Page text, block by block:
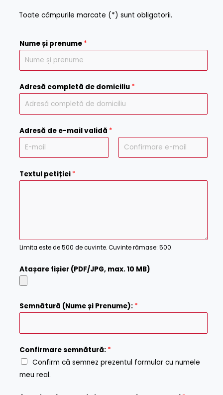
Toate câmpurile marcate (*) sunt obligatorii.
Nume și prenume *
Adresă completă de domiciliu *
Adresă de e-mail validă *
m
a
n
m
i
Textul petiției *
Limita este de 500 de cuvinte. Cuvinte rămase: 500.
Atașare fișier (PDF/JPG, max. 10 MB)
c
a
c
t
e
Semnătură (Nume și Prenume): *
d
Confirmare semnătură: *
Confirm că semnez prezentul formular cu numele
meu real.